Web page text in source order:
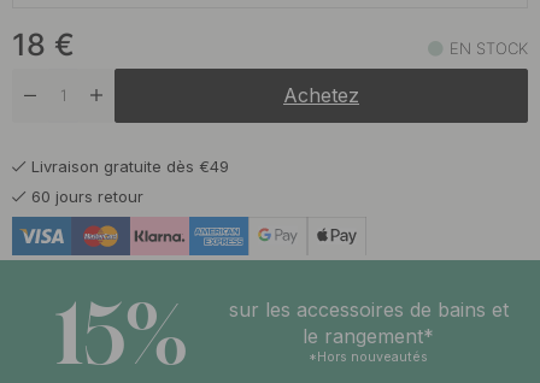
En stock
En stock
Chrome/Cuir Noir
Laiton brossé 29.50 €
Laiton poli
18 € EN STOCK
Achetez
Livraison gratuite dès €49
60 jours retour
15%
sur les accessoires de bains et
le rangement*
*Hors nouveautés